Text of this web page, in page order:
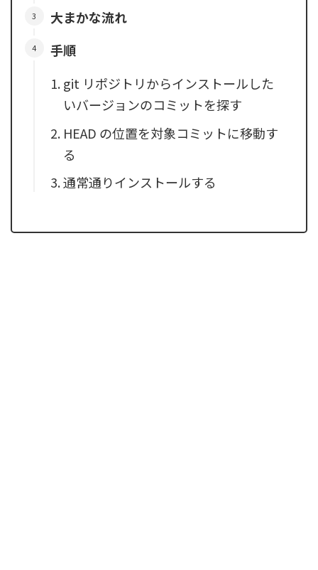
大まかな流れ
手順
git リポジトリからインストールした
いバージョンのコミットを探す
HEAD の位置を対象コミットに移動す
る
通常通りインストールする